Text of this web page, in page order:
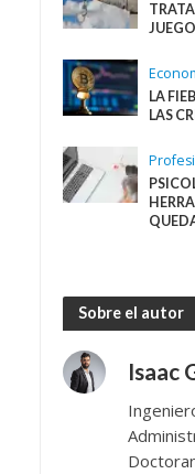
JUEGO
LA
LAS
Sobre el autor
Isaac